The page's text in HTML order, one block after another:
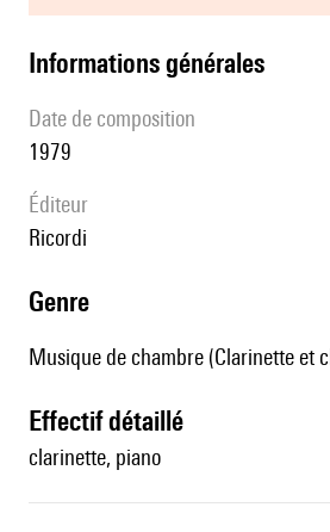
informations générales
date de composition
1979
éditeur
Ricordi
genre
Musique de chambre (Clarinette et
effectif détaillé
clarinette, piano